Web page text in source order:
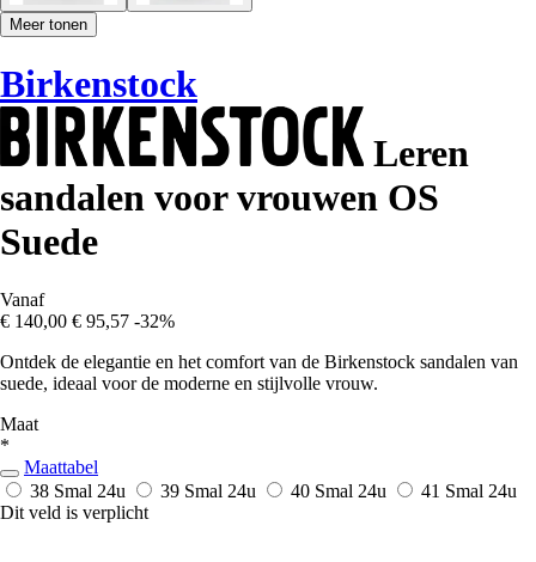
Meer tonen
Birkenstock
Leren
sandalen voor vrouwen OS
Suede
Vanaf
€ 140,00 € 95,57 -32%
Ontdek de elegantie en het comfort van de Birkenstock sandalen van
suede, ideaal voor de moderne en stijlvolle vrouw.
Maat
*
Maattabel
38 Smal 24u 39 Smal 24u 40 Smal 24u 41 Smal 24u
Dit veld is verplicht